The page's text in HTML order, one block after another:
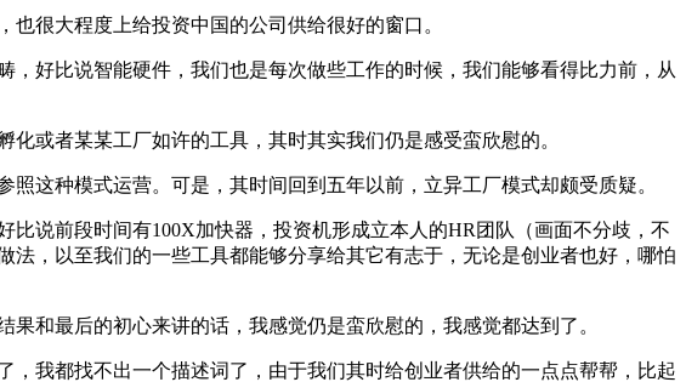
很大程度上给投资中国的公司供给很好的窗口。
好比说智能硬件，我们也是每次做些工作的时候，我们能够看得比力前，从
或者某某工厂如许的工具，其时其实我们仍是感受蛮欣慰的。
种模式运营。可是，其时间回到五年以前，立异工厂模式却颇受质疑。
说前段时间有100X加快器，投资机形成立本人的HR团队（画面不分歧，不
，以至我们的一些工具都能够分享给其它有志于，无论是创业者也好，哪怕
和最后的初心来讲的话，我感觉仍是蛮欣慰的，我感觉都达到了。
我都找不出一个描述词了，由于我们其时给创业者供给的一点点帮帮，比起